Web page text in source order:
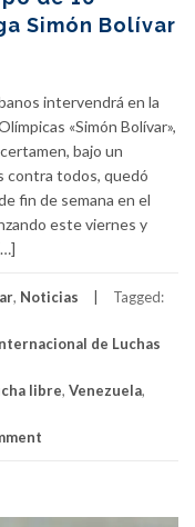
Simón Bolívar
intervendrá en la
«Simón Bolívar»,
bajo un
contra todos, quedó
fin de semana en el
este viernes y
, Noticias Tagged:
de Luchas
libre, Venezuela,